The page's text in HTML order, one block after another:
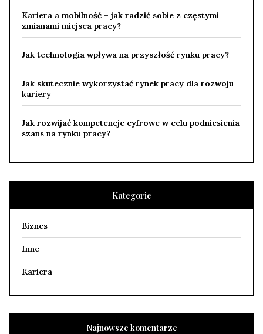
Kariera a mobilność – jak radzić sobie z częstymi
zmianami miejsca pracy?
Jak technologia wpływa na przyszłość rynku pracy?
Jak skutecznie wykorzystać rynek pracy dla rozwoju
kariery
Jak rozwijać kompetencje cyfrowe w celu podniesienia
szans na rynku pracy?
Kategorie
Biznes
Inne
Kariera
Najnowsze komentarze